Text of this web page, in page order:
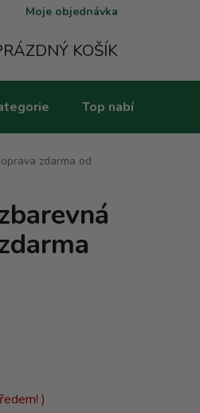
Moje objednávka
KOŠÍK
Top nabídky
zdarma od
)